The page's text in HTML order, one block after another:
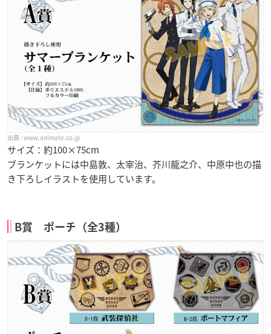
www.animate.co.jp
サイズ：約100×75cm
ブランケットには中島敦、太宰治、芥川龍之介、中原中也の描
き下ろしイラストを使用しています。
B賞 ポーチ（全3種）